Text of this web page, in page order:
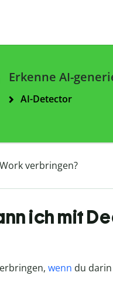
Erkenne AI-
AI-Detector
verbringen?
ich mit
wenn du